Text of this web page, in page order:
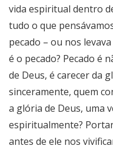
vida espiritual dentro
tudo o que
pecado – ou nos
é o pecado? Pecado é
de Deus, é carecer da
sinceramente, quem
a glória de Deus, uma
espiritualmente?
antes de ele nos